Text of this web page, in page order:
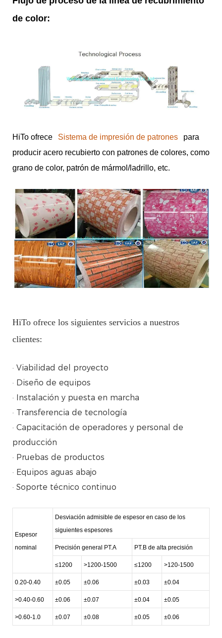
de color:
HiTo ofrece Sistema de impresión de patrones
para
producir acero recubierto con patrones de colores, como
grano de color, patrón de mármol/ladrillo, etc.
HiTo ofrece los siguientes servicios a nuestros
clientes:
· Viabilidad del proyecto
· Diseño de equipos
· Instalación y puesta en marcha
· Transferencia de tecnología
· Capacitación de operadores y personal de
producción
· Pruebas de productos
· Equipos aguas abajo
· Soporte técnico continuo
Espesor
nominal
Desviación admisible de espesor en caso de los
siguientes espesores
Precisión general PT.A PT.B de alta precisión
≤1200 >1200-1500 ≤1200 >120-1500
0.20-0.40 ±0.05 ±0.06 ±0.03 ±0.04
>0.40-0.60 ±0.06 ±0.07 ±0.04 ±0.05
>0.60-1.0 ±0.07 ±0.08 ±0.05 ±0.06